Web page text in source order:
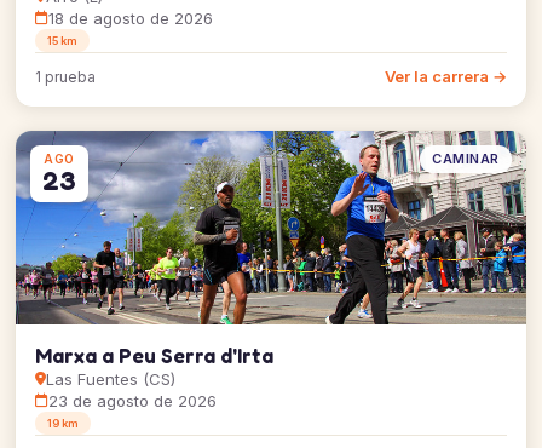
18 de agosto de 2026
15 km
1 prueba Ver la carrera →
AGO
23
CAMINAR
Marxa a Peu Serra d'Irta
Las Fuentes (CS)
23 de agosto de 2026
19 km